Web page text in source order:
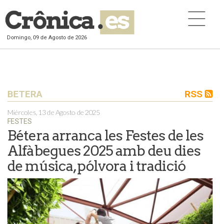
Domingo, 09 de Agosto de 2026
BETERA RSS
Miércoles, 13 de Agosto de 2025
FESTES
Bétera arranca les Festes de les
Alfàbegues 2025 amb deu dies
de música, pólvora i tradició